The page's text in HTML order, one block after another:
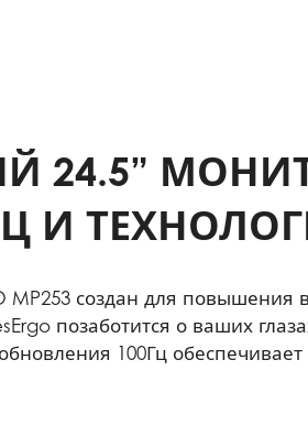
24.5”
И
MP253 создан для
позаботится о ваших
100Гц